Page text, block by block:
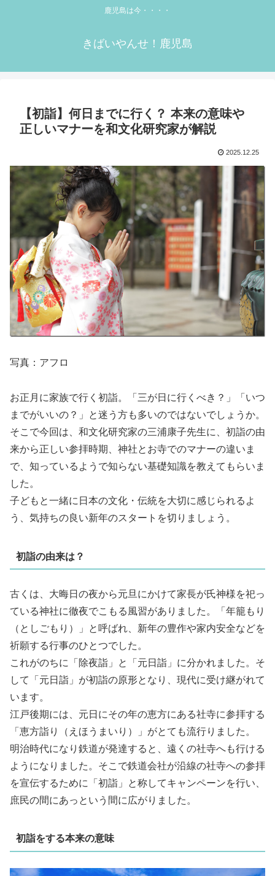
鹿児島は今・・・・
きばいやんせ！鹿児島
【初詣】何日までに行く？ 本来の意味や
正しいマナーを和文化研究家が解説
2025.12.25
写真：アフロ
お正月に家族で行く初詣。「三が日に行くべき？」「いつ
までがいいの？」と迷う方も多いのではないでしょうか。
そこで今回は、和文化研究家の三浦康子先生に、初詣の由
来から正しい参拝時期、神社とお寺でのマナーの違いま
で、知っているようで知らない基礎知識を教えてもらいま
した。
子どもと一緒に日本の文化・伝統を大切に感じられるよ
う、気持ちの良い新年のスタートを切りましょう。
初詣の由来は？
古くは、大晦日の夜から元旦にかけて家長が氏神様を祀っ
ている神社に徹夜でこもる風習がありました。「年籠もり
（としごもり）」と呼ばれ、新年の豊作や家内安全などを
祈願する行事のひとつでした。
これがのちに「除夜詣」と「元日詣」に分かれました。そ
して「元日詣」が初詣の原形となり、現代に受け継がれて
います。
江戸後期には、元日にその年の恵方にある社寺に参拝する
「恵方詣り（えほうまいり）」がとても流行りました。
明治時代になり鉄道が発達すると、遠くの社寺へも行ける
ようになりました。そこで鉄道会社が沿線の社寺への参拝
を宣伝するために「初詣」と称してキャンペーンを行い、
庶民の間にあっという間に広がりました。
初詣をする本来の意味